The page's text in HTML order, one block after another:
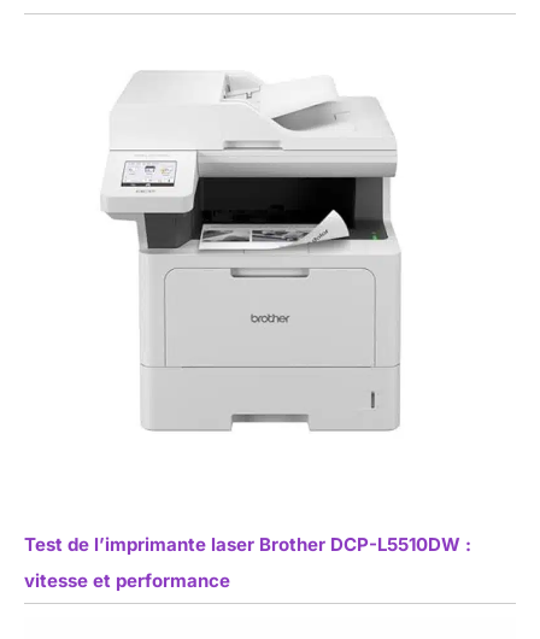
Test de l’imprimante laser Brother DCP-L5510DW :
vitesse et performance